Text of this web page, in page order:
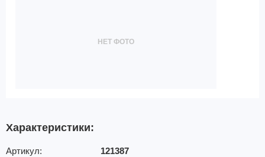
НЕТ ФОТО
Характеристики:
Артикул:
121387